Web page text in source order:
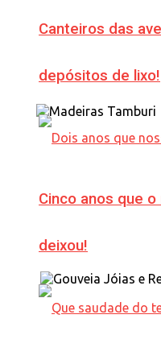
Canteiros das
depósitos de lixo!
Cinco anos que
deixou!